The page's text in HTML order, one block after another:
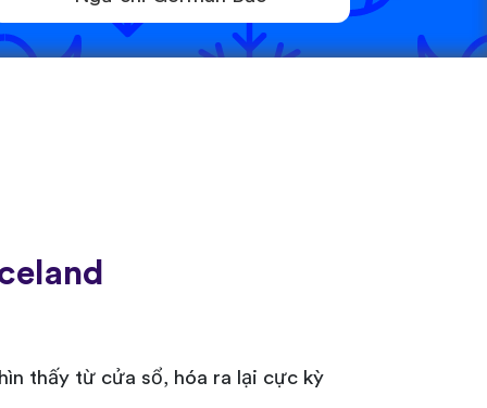
thấy từ cửa sổ, hóa ra lại cực kỳ